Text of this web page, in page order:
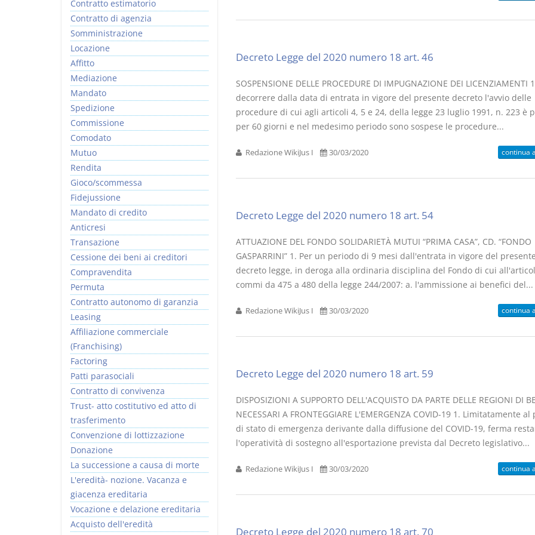
Decreto Legge del 2020 numero 18 art. 46
SOSPENSIONE DELLE PROCEDURE DI IMPUGNAZIONE DEI LICENZIAMENTI
decorrere dalla data di entrata in vigore del presente decreto l'avvio delle
procedure di cui agli articoli 4, 5 e 24, della legge 23 luglio 1991, n. 223 è
per 60 giorni e nel medesimo periodo sono sospese le procedure...
Redazione WikiJus I 30/03/2020 continua
Decreto Legge del 2020 numero 18 art. 54
ATTUAZIONE DEL FONDO SOLIDARIETÀ MUTUI “PRIMA CASA”, CD. “FONDO
GASPARRINI” 1. Per un periodo di 9 mesi dall'entrata in vigore del presente
decreto legge, in deroga alla ordinaria disciplina del Fondo di cui
commi da 475 a 480 della legge 244/2007: a. l'ammissione ai benefici del...
Redazione WikiJus I 30/03/2020 continua
Decreto Legge del 2020 numero 18 art. 59
DISPOSIZIONI A SUPPORTO DELL'ACQUISTO DA PARTE DELLE REGIONI DI
NECESSARI A FRONTEGGIARE L'EMERGENZA COVID-19 1. Limitatamente
di stato di emergenza derivante dalla diffusione del COVID-19, ferma
l'operatività di sostegno all'esportazione prevista dal Decreto legislativo...
Redazione WikiJus I 30/03/2020 continua
Decreto Legge del 2020 numero 18 art. 70
Contratto estimatorio
Contratto di agenzia
Somministrazione
Locazione
Affitto
Mediazione
Mandato
Spedizione
Commissione
Comodato
Mutuo
Rendita
Gioco/scommessa
Fidejussione
Mandato di credito
Anticresi
Transazione
Cessione dei beni ai creditori
Compravendita
Permuta
Contratto autonomo di garanzia
Leasing
Affiliazione commerciale
(Franchising)
Factoring
Patti parasociali
Contratto di convivenza
Trust- atto costitutivo ed atto di
trasferimento
Convenzione di lottizzazione
Donazione
La successione a causa di morte
L'eredità- nozione. Vacanza e
giacenza ereditaria
Vocazione e delazione ereditaria
Acquisto dell'eredità